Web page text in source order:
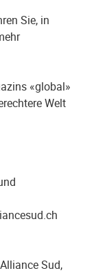
Sie, in
«global»
Welt
Sud,